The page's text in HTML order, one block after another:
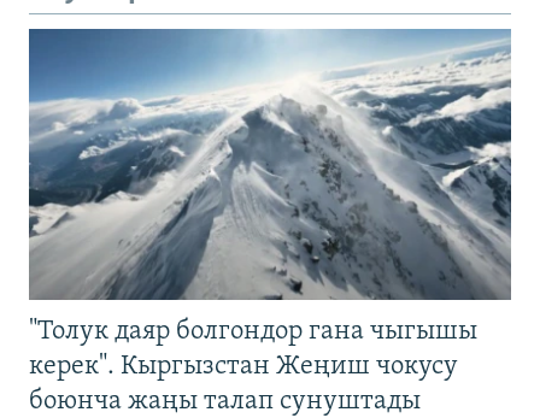
"Толук даяр болгондор гана чыгышы
керек". Кыргызстан Жеңиш чокусу
боюнча жаңы талап сунуштады